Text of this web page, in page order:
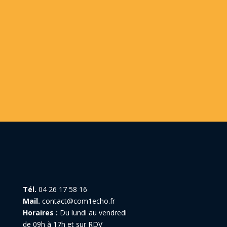
Tél. 04 26 17 58 16
Mail. contact@com1echo.fr
Horaires : Du lundi au vendredi
de 09h à 17h et sur RDV